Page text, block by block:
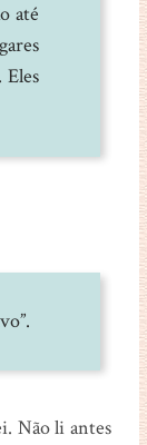
até
Não li antes